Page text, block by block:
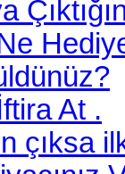
At .
çıksa